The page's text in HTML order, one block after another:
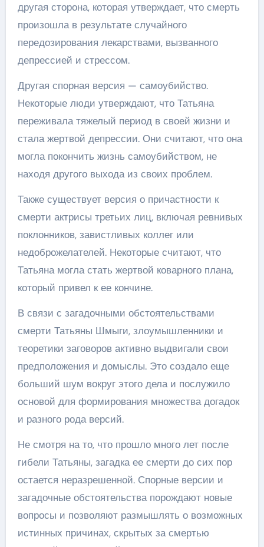
другая сторона, которая утверждает, что смерть
произошла в результате случайного
передозирования лекарствами, вызванного
депрессией и стрессом.
Другая спорная версия — самоубийство.
Некоторые люди утверждают, что Татьяна
переживала тяжелый период в своей жизни и
стала жертвой депрессии. Они считают, что она
могла покончить жизнь самоубийством, не
находя другого выхода из своих проблем.
Также существует версия о причастности к
смерти актрисы третьих лиц, включая ревнивых
поклонников, завистливых коллег или
недоброжелателей. Некоторые считают, что
Татьяна могла стать жертвой коварного плана,
который привел к ее кончине.
В связи с загадочными обстоятельствами
смерти Татьяны Шмыги, злоумышленники и
теоретики заговоров активно выдвигали свои
предположения и домыслы. Это создало еще
больший шум вокруг этого дела и послужило
основой для формирования множества догадок
и разного рода версий.
Не смотря на то, что прошло много лет после
гибели Татьяны, загадка ее смерти до сих пор
остается неразрешенной. Спорные версии и
загадочные обстоятельства порождают новые
вопросы и позволяют размышлять о возможных
истинных причинах, скрытых за смертью